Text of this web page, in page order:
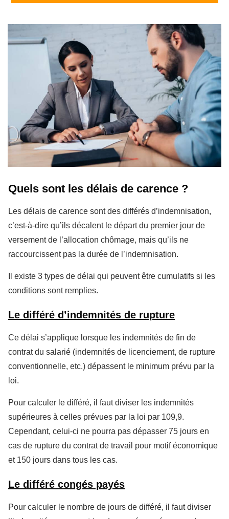
Quels sont les délais de carence ?
Les délais de carence sont des différés d’indemnisation,
c’est-à-dire qu’ils décalent le départ du premier jour de
versement de l’allocation chômage, mais qu’ils ne
raccourcissent pas la durée de l’indemnisation.
Il existe 3 types de délai qui peuvent être cumulatifs si les
conditions sont remplies.
Le différé d’indemnités de rupture
Ce délai s’applique lorsque les indemnités de fin de
contrat du salarié (indemnités de licenciement, de rupture
conventionnelle, etc.) dépassent le minimum prévu par la
loi.
Pour calculer le différé, il faut diviser les indemnités
supérieures à celles prévues par la loi par 109,9.
Cependant, celui-ci ne pourra pas dépasser 75 jours en
cas de rupture du contrat de travail pour motif économique
et 150 jours dans tous les cas.
Le différé congés payés
Pour calculer le nombre de jours de différé, il faut diviser